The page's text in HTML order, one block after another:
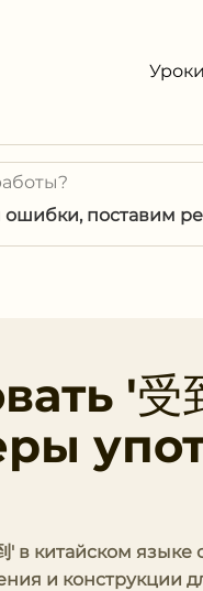
Уроки
поставим
'
' в китайском
и конструкции